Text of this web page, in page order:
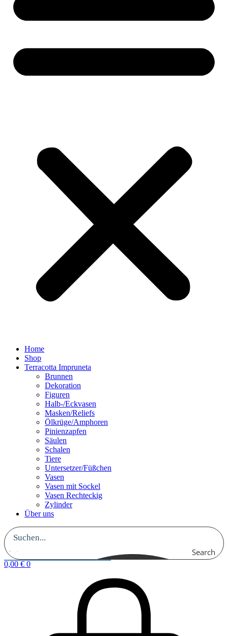
Home
Shop
Terracotta Impruneta
Brunnen
Dekoration
Figuren
Halb-/Eckvasen
Masken/Reliefs
Ölkrüge/Amphoren
Pinienzapfen
Säulen
Schalen
Tiere
Untersetzer/Füßchen
Vasen
Vasen mit Sockel
Vasen Rechteckig
Zylinder
Über uns
Search
0,00 € 0